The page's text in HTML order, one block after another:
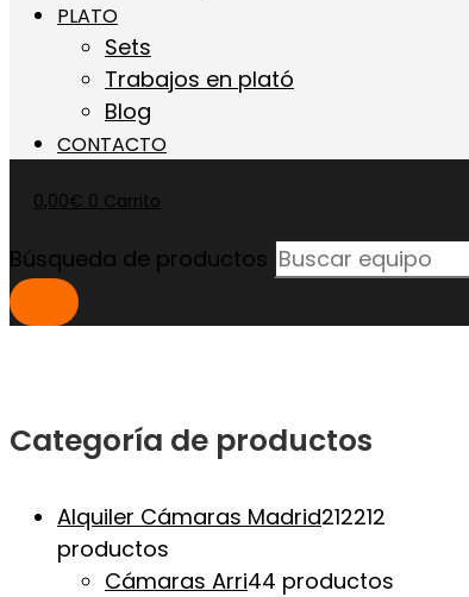
PLATO
Sets
Trabajos en plató
Blog
CONTACTO
0,00€ 0 Carrito
Búsqueda de productos
Categoría de productos
Alquiler Cámaras Madrid212212
productos
Cámaras Arri44 productos